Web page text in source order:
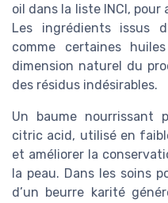
oil dans la liste INCI,
Les ingrédients issus
comme certaines
dimension naturel du
des résidus indésirables.
Un baume nourrissant
citric acid, utilisé en
et améliorer la
la peau. Dans les soins
d’un beurre karité